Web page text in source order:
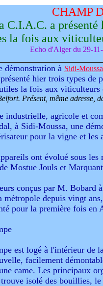
CHAMP
C.I.A.C. a présenté
la fois aux
Echo d'Alger du 29-
démonstration à Sidi-Moussa
hier trois types de
la fois aux
Présent, même adresse,
industrielle, agricole et
à Sidi-Moussa, une
pour la vigne et les
ont évolué sous
Mostue Jouls et
conçus par M. Bobard
métropole depuis vingt
pour la première fois en
est logé à l'intérieur de
facilement
came. Les principaux
isolé des bouillies,